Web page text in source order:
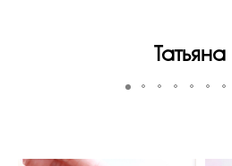
Татьяна